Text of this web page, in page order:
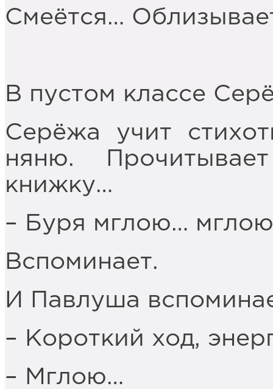
Смеётся…
В пустом классе
Серёжа учит
няню.
книжку…
– Буря мглою…
Вспоминает.
И Павлуша
– Короткий ход,
– Мглою…